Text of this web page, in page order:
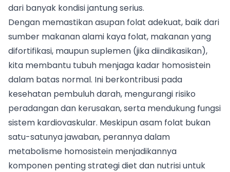
dari banyak kondisi jantung serius.
Dengan memastikan asupan folat adekuat, baik dari
sumber makanan alami kaya folat, makanan yang
difortifikasi, maupun suplemen (jika diindikasikan),
kita membantu tubuh menjaga kadar homosistein
dalam batas normal. Ini berkontribusi pada
kesehatan pembuluh darah, mengurangi risiko
peradangan dan kerusakan, serta mendukung fungsi
sistem kardiovaskular. Meskipun asam folat bukan
satu-satunya jawaban, perannya dalam
metabolisme homosistein menjadikannya
komponen penting strategi diet dan nutrisi untuk